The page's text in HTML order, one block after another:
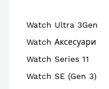
Watch Ultra 3Gen
Watch Аксесуари
Watch Series 11
Watch SE (Gen 3)